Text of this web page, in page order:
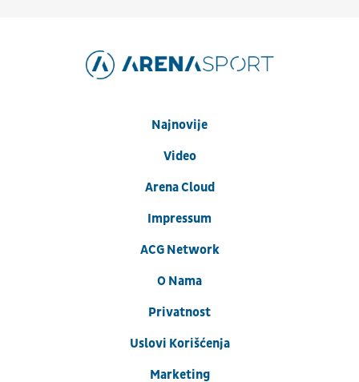
Najnovije
Video
Arena Cloud
Impressum
ACG Network
O Nama
Privatnost
Uslovi Korišćenja
Marketing